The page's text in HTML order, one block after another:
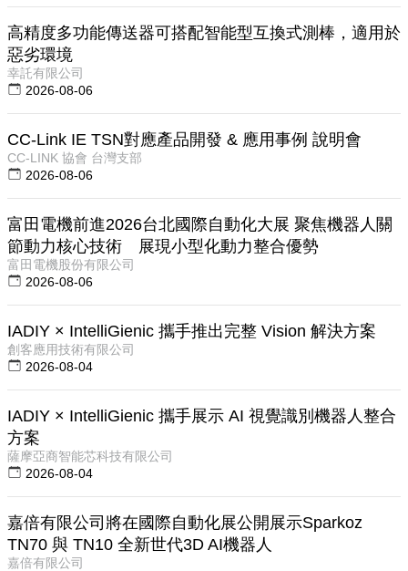
高精度多功能傳送器可搭配智能型互換式測棒，適用於
惡劣環境
幸託有限公司
2026-08-06
CC-Link IE TSN對應產品開發 & 應用事例 說明會
CC-LINK 協會 台灣支部
2026-08-06
富田電機前進2026台北國際自動化大展 聚焦機器人關
節動力核心技術 展現小型化動力整合優勢
富田電機股份有限公司
2026-08-06
IADIY × IntelliGienic 攜手推出完整 Vision 解決方案
創客應用技術有限公司
2026-08-04
IADIY × IntelliGienic 攜手展示 AI 視覺識別機器人整合
方案
薩摩亞商智能芯科技有限公司
2026-08-04
嘉倍有限公司將在國際自動化展公開展示Sparkoz
TN70 與 TN10 全新世代3D AI機器人
嘉倍有限公司